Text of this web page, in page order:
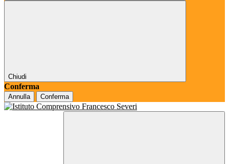
Chiudi
Conferma
Annulla Conferma